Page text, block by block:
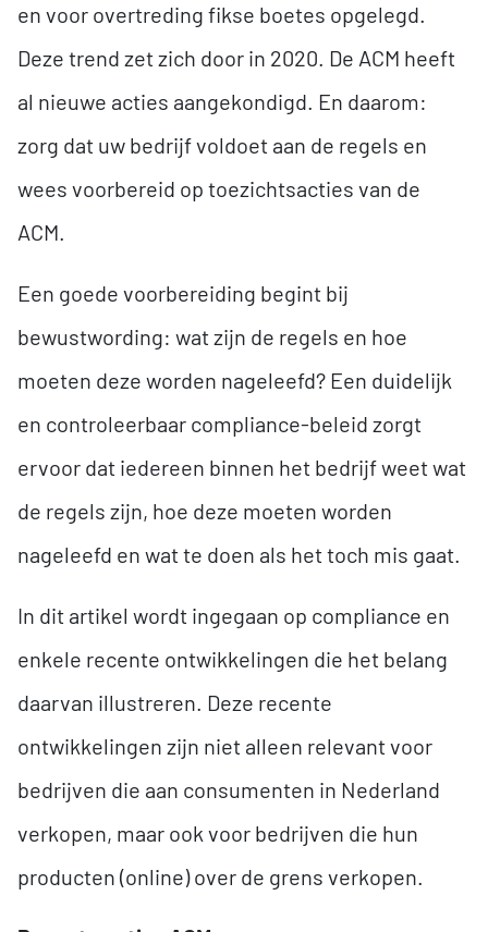
en voor overtreding fikse boetes opgelegd.
Deze trend zet zich door in 2020. De ACM heeft
al nieuwe acties aangekondigd. En daarom:
zorg dat uw bedrijf voldoet aan de regels en
wees voorbereid op toezichtsacties van de
ACM.
Een goede voorbereiding begint bij
bewustwording: wat zijn de regels en hoe
moeten deze worden nageleefd? Een duidelijk
en controleerbaar compliance-beleid zorgt
ervoor dat iedereen binnen het bedrijf weet wat
de regels zijn, hoe deze moeten worden
nageleefd en wat te doen als het toch mis gaat.
In dit artikel wordt ingegaan op compliance en
enkele recente ontwikkelingen die het belang
daarvan illustreren. Deze recente
ontwikkelingen zijn niet alleen relevant voor
bedrijven die aan consumenten in Nederland
verkopen, maar ook voor bedrijven die hun
producten (online) over de grens verkopen.